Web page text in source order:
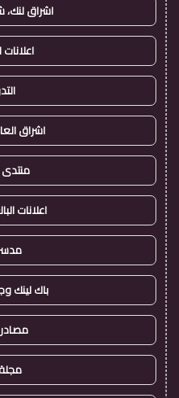
اشراق لنك،
اعلانات
اشراق
منتدى
اعلانات
باك لينك
مصادر